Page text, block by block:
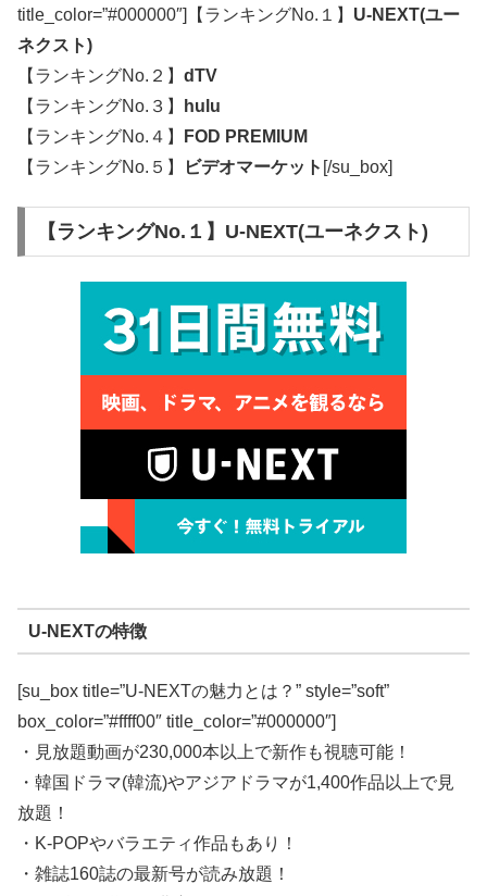
title_color=”#000000″]【ランキングNo.１】 U-NEXT(ユー
ネクスト)
【ランキングNo.２】 dTV
【ランキングNo.３】
hulu
【ランキングNo.４】
FOD PREMIUM
【ランキングNo.５】
ビデオマーケット [/su_box]
【ランキングNo.１】U-NEXT(ユーネクスト)
U-NEXTの特徴
[su_box title=”U-NEXTの魅力とは？” style=”soft”
box_color=”#ffff00″ title_color=”#000000″]
・見放題動画が230,000本以上で新作も視聴可能！
・韓国ドラマ(韓流)やアジアドラマが1,400作品以上で見
放題！
・K-POPやバラエティ作品もあり！
・雑誌160誌の最新号が読み放題！